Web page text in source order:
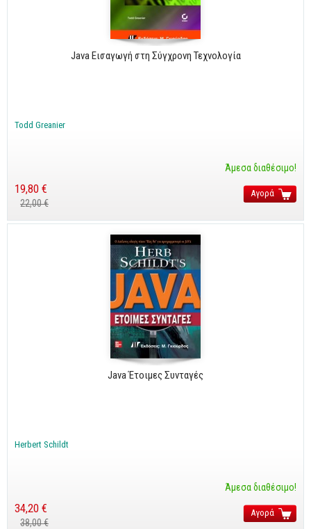
Πολυμέσα
Web Design
Προγραμματισμός
Προσωπική Βελτίωση
Γεωπονικά
Java Εισαγωγή στη Σύγχρονη Τεχνολογία
Todd Greanier
Άμεσα διαθέσιμο!
19,80 €
22,00 €
Αγορά
Java Έτοιμες Συνταγές
Herbert Schildt
Άμεσα διαθέσιμο!
34,20 €
38,00 €
Αγορά